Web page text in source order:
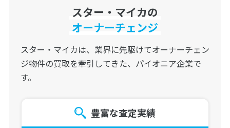
スター・マイカの
オーナーチェンジ
スター・マイカは、業界に先駆けてオーナーチェン
ジ物件の買取を牽引してきた、パイオニア企業で
す。
豊富な査定実績